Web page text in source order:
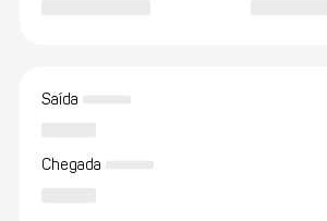
Saída
Chegada